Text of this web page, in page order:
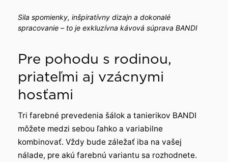
Sila spomienky, inšpiratívny dizajn a dokonalé
spracovanie – to je exkluzívna kávová súprava BANDI
Pre pohodu s rodinou,
priateľmi aj vzácnymi
hosťami
Tri farebné prevedenia šálok a tanierikov BANDI
môžete medzi sebou ľahko a variabilne
kombinovať. Vždy bude záležať iba na vašej
nálade, pre akú farebnú variantu sa rozhodnete.